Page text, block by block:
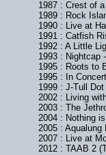
1987 : Crest of
1989 : Rock
1990 : Live at
1991 : Catfish
1992 : A Little
1993 : Nightcap
1995 : Roots to
1995 : In Concert
1999 : J-Tull Dot
2002 : Living
2003 : The
2004 : Nothing
2005 : Aqualung
2007 : Live at
2012 : TAAB 2